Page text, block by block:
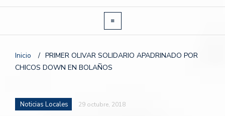
Inicio / PRIMER OLIVAR SOLIDARIO APADRINADO POR
CHICOS DOWN EN BOLAÑOS
Noticias Locales 29 octubre, 2018